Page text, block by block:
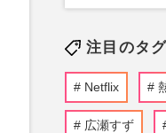
注目のタグ
Netflix
広瀬すず